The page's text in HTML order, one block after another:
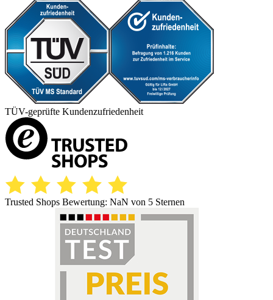
TÜV-geprüfte Kundenzufriedenheit
Trusted Shops Bewertung: NaN von 5 Sternen